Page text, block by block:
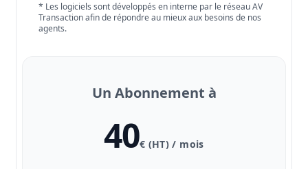
* Les logiciels sont développés en interne par le réseau AV
Transaction afin de répondre au mieux aux besoins de nos
agents.
Un Abonnement à
40€ (HT) / mois